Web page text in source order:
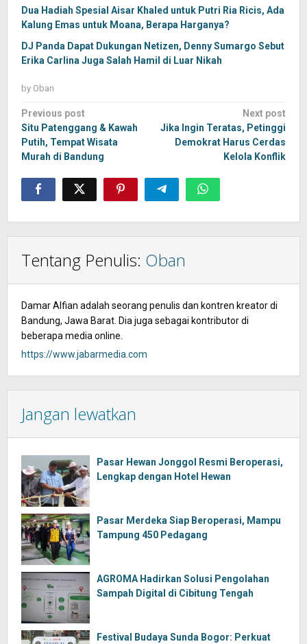
Dua Hadiah Spesial Aisar Khaled untuk Putri Ria Ricis, Ada
Kalung Emas untuk Moana, Berapa Harganya?
DJ Panda Dapat Dukungan Netizen, Denny Sumargo Sebut
Erika Carlina Juga Salah Hamil di Luar Nikah
by Oban
Post
navigation
Previous post
Situ Patenggang & Kawah
Putih, Tempat Wisata
Murah di Bandung
Next post
Jika Ingin Teratas, Petinggi
Demokrat Harus Cerdas
Kelola Konflik
Tentang Penulis: Oban
Damar Alfian adalah seorang penulis dan kontren kreator di
Bandung, Jawa Barat. Dia juga sebagai kontributor di
beberapa media online.
https://www.jabarmedia.com
Jangan lewatkan
Pasar Hewan Jonggol Resmi Beroperasi,
Lengkap dengan Hotel Hewan
Pasar Merdeka Siap Beroperasi, Mampu
Tampung 450 Pedagang
AGROMA Hadirkan Solusi Pengolahan
Sampah Digital di Cibitung Tengah
Festival Budaya Sunda Bogor: Perkuat